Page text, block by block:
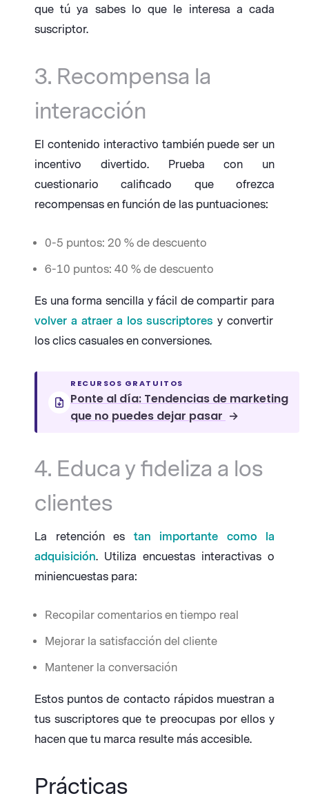
que tú ya sabes lo que le interesa a cada
suscriptor.
3. Recompensa la
interacción
El contenido interactivo también puede ser un
incentivo divertido. Prueba con un
cuestionario calificado que ofrezca
recompensas en función de las puntuaciones:
0-5 puntos: 20 % de descuento
6-10 puntos: 40 % de descuento
Es una forma sencilla y fácil de compartir para
volver a atraer a los suscriptores y convertir
los clics casuales en conversiones.
RECURSOS GRATUITOS
Ponte al día: Tendencias de marketing
que no puedes dejar pasar →
4. Educa y fideliza a los
clientes
La retención es tan importante como la
adquisición. Utiliza encuestas interactivas o
miniencuestas para:
Recopilar comentarios en tiempo real
Mejorar la satisfacción del cliente
Mantener la conversación
Estos puntos de contacto rápidos muestran a
tus suscriptores que te preocupas por ellos y
hacen que tu marca resulte más accesible.
Prácticas